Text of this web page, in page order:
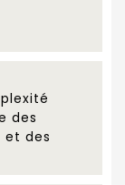
des
et des